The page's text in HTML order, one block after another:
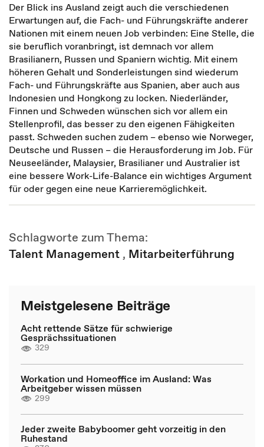
Der Blick ins Ausland zeigt auch die verschiedenen
Erwartungen auf, die Fach- und Führungskräfte anderer
Nationen mit einem neuen Job verbinden: Eine Stelle, die
sie beruflich voranbringt, ist demnach vor allem
Brasilianern, Russen und Spaniern wichtig. Mit einem
höheren Gehalt und Sonderleistungen sind wiederum
Fach- und Führungskräfte aus Spanien, aber auch aus
Indonesien und Hongkong zu locken. Niederländer,
Finnen und Schweden wünschen sich vor allem ein
Stellenprofil, das besser zu den eigenen Fähigkeiten
passt. Schweden suchen zudem – ebenso wie Norweger,
Deutsche und Russen – die Herausforderung im Job. Für
Neuseeländer, Malaysier, Brasilianer und Australier ist
eine bessere Work-Life-Balance ein wichtiges Argument
für oder gegen eine neue Karrieremöglichkeit.
Schlagworte zum Thema:
Talent Management , Mitarbeiterführung
Meistgelesene Beiträge
Acht rettende Sätze für schwierige
Gesprächssituationen
329
Workation und Homeoffice im Ausland: Was
Arbeitgeber wissen müssen
299
Jeder zweite Babyboomer geht vorzeitig in den
Ruhestand